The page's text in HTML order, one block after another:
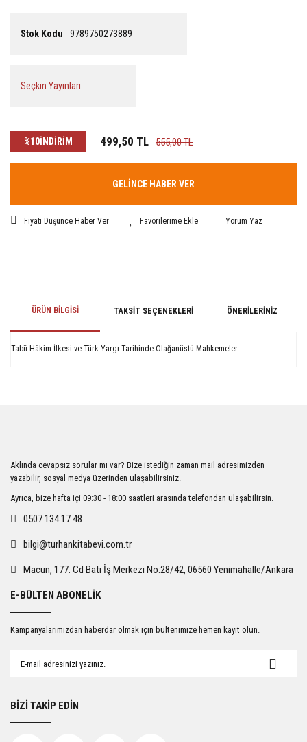
Stok Kodu 9789750273889
Seçkin Yayınları
%10İNDİRİM 499,50 TL 555,00 TL
GELİNCE HABER VER
Fiyatı Düşünce Haber Ver Yorum Yaz
ÜRÜN BILGISI TAKSIT SEÇENEKLERI ÖNERILERINIZ
Tabiî Hâkim İlkesi ve Türk Yargı Tarihinde Olağanüstü Mahkemeler
Ürün açıklamasında eksik bilgiler bulunuyor.
Ürün bilgilerinde hatalar bulunuyor.
Ürün fiyatı diğer sitelerden daha pahalı.
Gönder
Aklında cevapsız sorular mı var? Bize istediğin zaman mail adresimizden
yazabilir, sosyal medya üzerinden ulaşabilirsiniz.
Ayrıca, bize hafta içi 09:30 - 18:00 saatleri arasında telefondan ulaşabilirsin.
0507 134 17 48
bilgi@turhankitabevi.com.tr
Macun, 177. Cd Batı İş Merkezi No:28/42, 06560 Yenimahalle/Ankara
E-BÜLTEN ABONELİK
Kampanyalarımızdan haberdar olmak için bültenimize hemen kayıt olun.
BİZİ TAKİP EDİN